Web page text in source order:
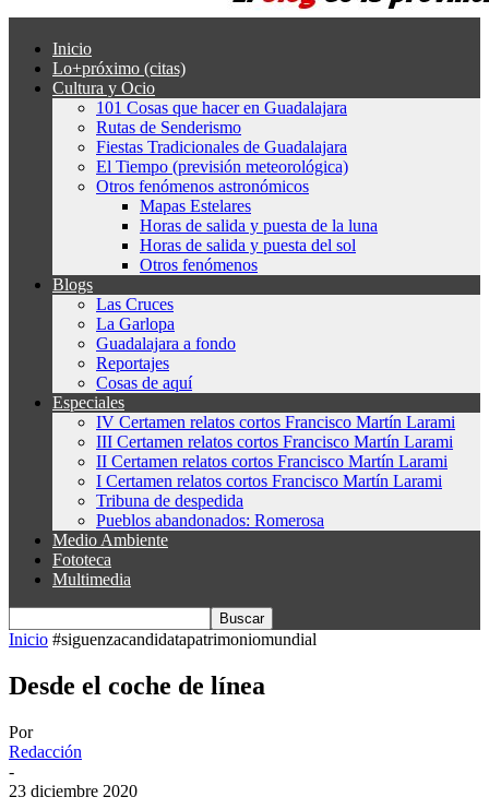
Inicio
Lo+próximo (citas)
Cultura y Ocio
101 Cosas que hacer en Guadalajara
Rutas de Senderismo
Fiestas Tradicionales de Guadalajara
El Tiempo (previsión meteorológica)
Otros fenómenos astronómicos
Mapas Estelares
Horas de salida y puesta de la luna
Horas de salida y puesta del sol
Otros fenómenos
Blogs
Las Cruces
La Garlopa
Guadalajara a fondo
Reportajes
Cosas de aquí
Especiales
IV Certamen relatos cortos Francisco Martín Larami
III Certamen relatos cortos Francisco Martín Larami
II Certamen relatos cortos Francisco Martín Larami
I Certamen relatos cortos Francisco Martín Larami
Tribuna de despedida
Pueblos abandonados: Romerosa
Medio Ambiente
Fototeca
Multimedia
Inicio #siguenzacandidatapatrimoniomundial
Desde el coche de línea
Por
Redacción
-
23 diciembre 2020